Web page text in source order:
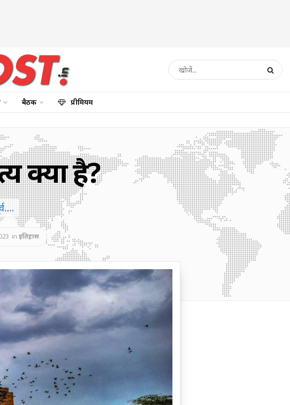
बैठक प्रीमियम
क्या है?
in इतिहास